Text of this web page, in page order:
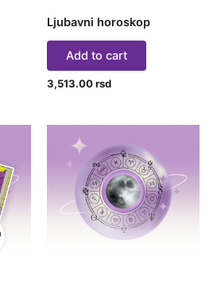
Ljubavni horoskop
Add to cart
3,513.00rsd